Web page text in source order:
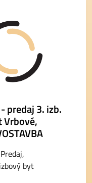
predaj 3. izb.
Vrbové,
Predaj
byt